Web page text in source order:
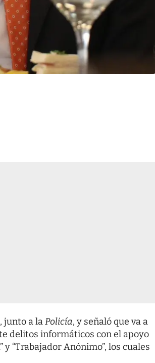
junto a laPolicía, y señaló que va a
delitos informáticos con el apoyo
“Trabajador Anónimo”, los cuales